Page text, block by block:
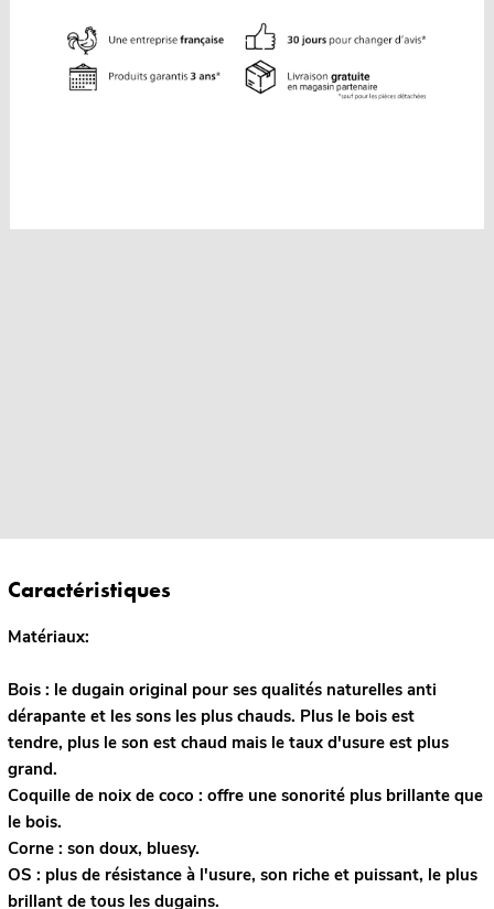
Caractéristiques
Matériaux:
Bois : le dugain original pour ses qualités naturelles anti
dérapante et les sons les plus chauds. Plus le bois est
tendre, plus le son est chaud mais le taux d'usure est plus
grand.
Coquille de noix de coco : offre une sonorité plus brillante que
le bois.
Corne : son doux, bluesy.
OS : plus de résistance à l'usure, son riche et puissant, le plus
brillant de tous les dugains.